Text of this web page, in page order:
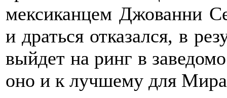
мексиканцем Джованни
и драться отказался, в
выйдет на ринг в
оно и к лучшему для